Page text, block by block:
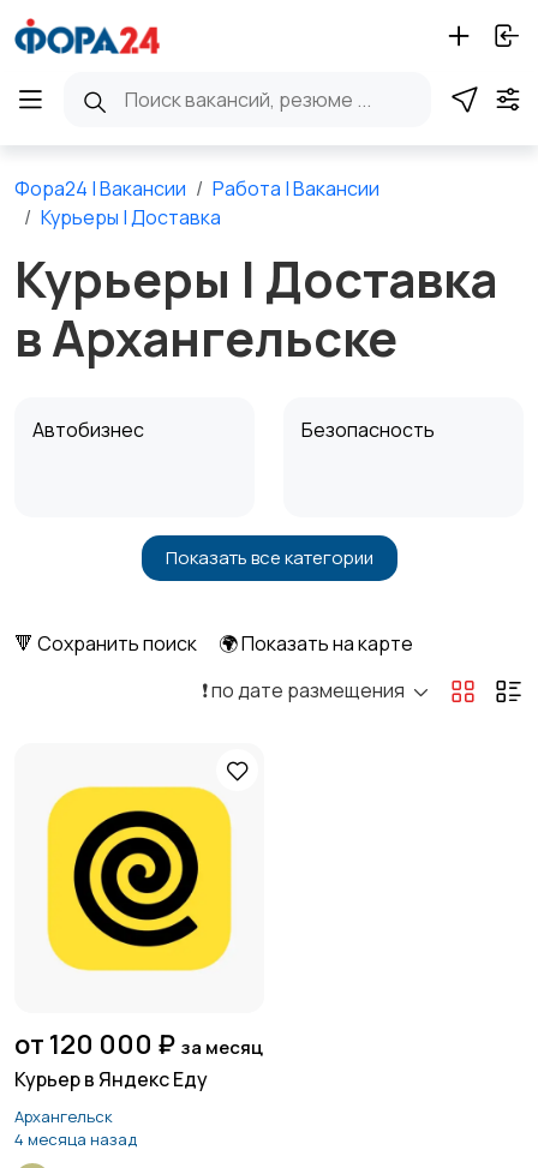
Фора24 | Вакансии
Работа | Вакансии
Курьеры | Доставка
Курьеры | Доставка
в Архангельске
Автобизнес Безопасность
Бытовые услуги и
Высший менеджмент
Добыча сырья,
Домашний персонал
Курьеры | Доставка
Показать все категории
🔻 Сохранить поиск
🌍 Показать на карте
❗️ по дате размещения
от 120 000 ₽ за месяц
Курьер в Яндекс Еду
Архангельск
4 месяца назад